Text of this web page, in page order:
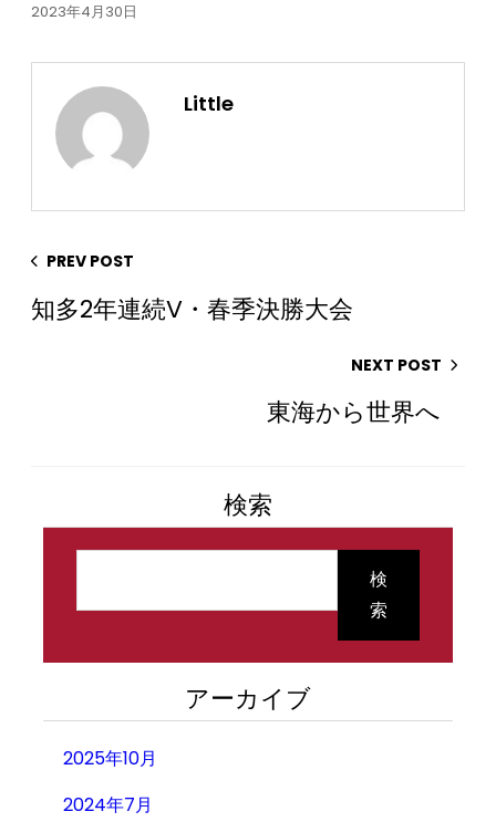
2023年4月30日
Little
PREV POST
知多2年連続V・春季決勝大会
NEXT POST
東海から世界へ
検索
検
索
アーカイブ
2025年10月
2024年7月